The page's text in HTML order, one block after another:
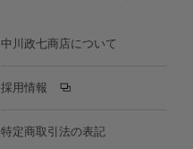
中川政七商店について
採用情報
特定商取引法の表記